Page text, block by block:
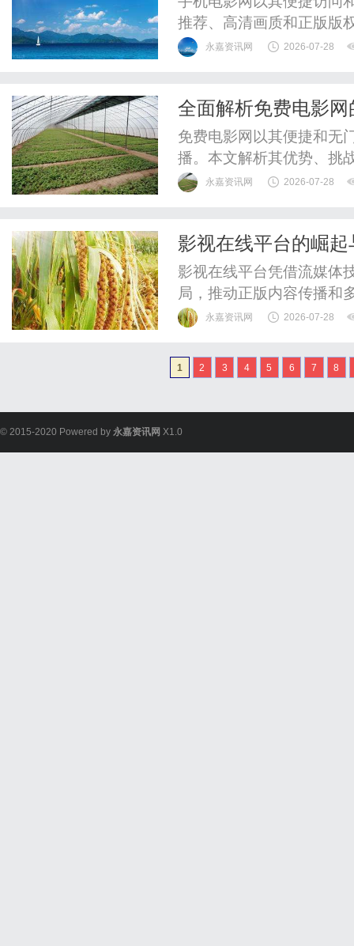
推荐、高清画质和正版版
影体验。
永嘉资讯网 2026-07-28
全面解析免费电影
免费电影网以其便捷和无
播。本文解析其优势、挑
永嘉资讯网 2026-07-28
影视在线平台的崛
影视在线平台凭借流媒体
局，推动正版内容传播和
活力。永嘉资讯网 2026-07-28
1 2 3 4 5 6 7 8
© 2015-2020 Powered by 永嘉资讯网 X1.0